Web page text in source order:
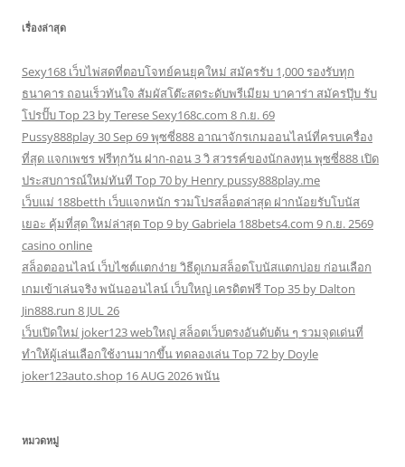
เรื่องล่าสุด
Sexy168 เว็บไพ่สดที่ตอบโจทย์คนยุคใหม่ สมัครรับ 1,000 รองรับทุก
ธนาคาร ถอนเร็วทันใจ สัมผัสโต๊ะสดระดับพรีเมียม บาคาร่า สมัครปุ๊บ รับ
โปรปั๊บ Top 23 by Terese Sexy168c.com 8 ก.ย. 69
Pussy888play 30 Sep 69 พุซซี่888 อาณาจักรเกมออนไลน์ที่ครบเครื่อง
ที่สุด แจกเพชร ฟรีทุกวัน ฝาก-ถอน 3 วิ สวรรค์ของนักลงทุน พุซซี่888 เปิด
ประสบการณ์ใหม่ทันที Top 70 by Henry pussy888play.me
เว็บแม่ 188betth เว็บแจกหนัก รวมโปรสล็อตล่าสุด ฝากน้อยรับโบนัส
เยอะ คุ้มที่สุด ใหม่ล่าสุด Top 9 by Gabriela 188bets4.com 9 ก.ย. 2569
casino online
สล็อตออนไลน์ เว็บไซต์แตกง่าย วิธีดูเกมสล็อตโบนัสแตกบ่อย ก่อนเลือก
เกมเข้าเล่นจริง พนันออนไลน์ เว็บใหญ่ เครดิตฟรี Top 35 by Dalton
Jin888.run 8 JUL 26
เว็บเปิดใหม่ joker123 webใหญ่ สล็อตเว็บตรงอันดับต้น ๆ รวมจุดเด่นที่
ทำให้ผู้เล่นเลือกใช้งานมากขึ้น ทดลองเล่น Top 72 by Doyle
joker123auto.shop 16 AUG 2026 พนัน
หมวดหมู่